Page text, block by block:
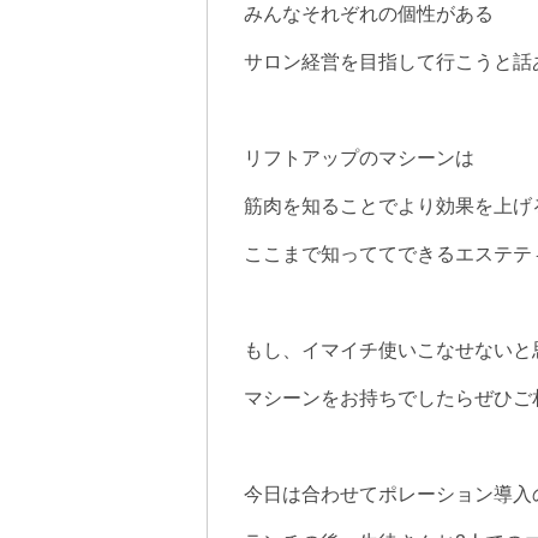
みんなそれぞれの個性がある
サロン経営を目指して行こうと
リフトアップのマシーンは
筋肉を知ることでより効果を上
ここまで知っててできるエステ
もし、イマイチ使いこなせないと
マシーンをお持ちでしたらぜひ
今日は合わせてポレーション導